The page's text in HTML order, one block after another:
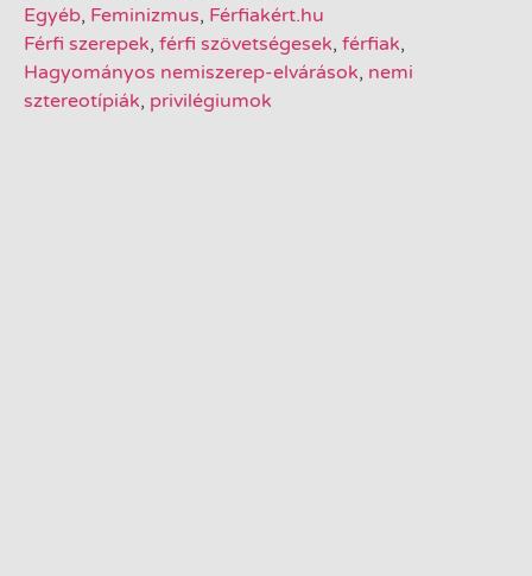
Egyéb, Feminizmus, Férfiakért.hu
Férfi szerepek, férfi szövetségesek, férfiak,
Hagyományos nemiszerep-elvárások, nemi
sztereotípiák, privilégiumok